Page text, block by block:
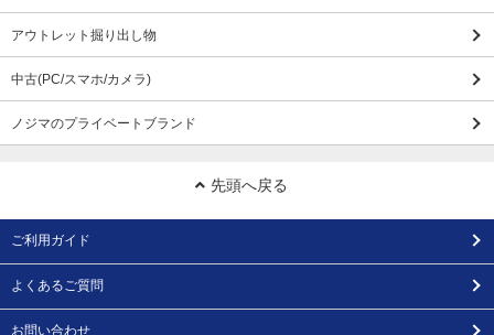
アウトレット掘り出し物
中古(PC/スマホ/カメラ)
ノジマのプライベートブランド
先頭へ戻る
ご利用ガイド
よくあるご質問
お問い合わせ